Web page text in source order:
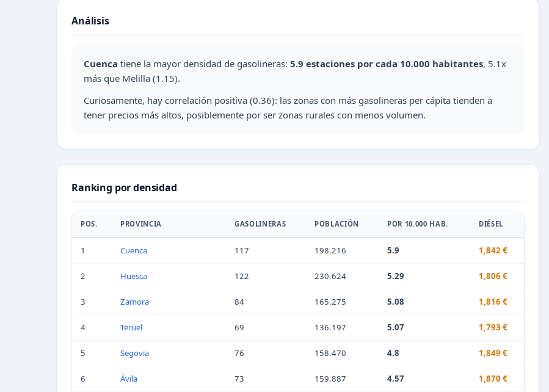
Análisis
Cuenca tiene la mayor densidad de gasolineras: 5.9 estaciones por cada 10.000 habitantes, 5.1x
más que Melilla (1.15).
Curiosamente, hay correlación positiva (0.36): las zonas con más gasolineras per cápita tienden a
tener precios más altos, posiblemente por ser zonas rurales con menos volumen.
Ranking por densidad
POS. PROVINCIA GASOLINERAS POBLACIÓN POR 10.000 HAB. DIÉSEL
1 Cuenca 117 198.216 5.9 1,842 €
2 Huesca 122 230.624 5.29 1,806 €
3 Zamora 84 165.275 5.08 1,816 €
4 Teruel 69 136.197 5.07 1,793 €
5 Segovia 76 158.470 4.8 1,849 €
6 Ávila 73 159.887 4.57 1,870 €